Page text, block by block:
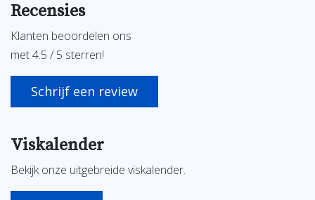
Recensies
Klanten beoordelen ons
met 4.5 / 5 sterren!
Schrijf een review
Viskalender
Bekijk onze uitgebreide viskalender.